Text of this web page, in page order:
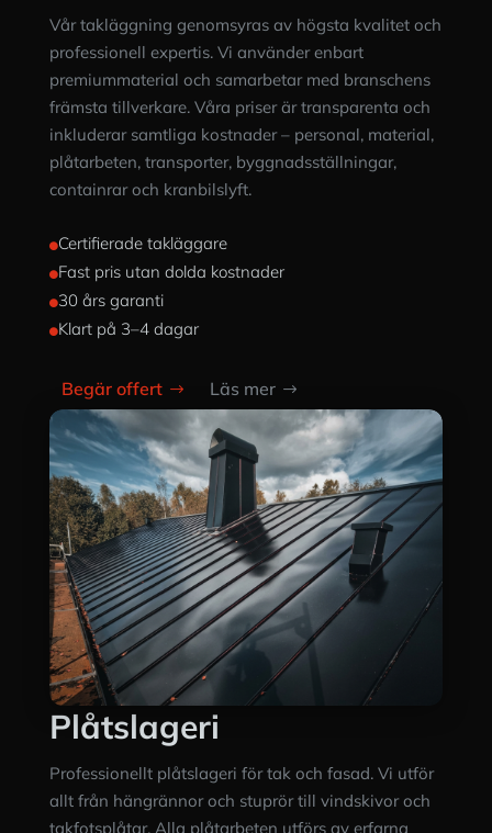
Vår takläggning genomsyras av högsta kvalitet och
professionell expertis. Vi använder enbart
premiummaterial och samarbetar med branschens
främsta tillverkare. Våra priser är transparenta och
inkluderar samtliga kostnader – personal, material,
plåtarbeten, transporter, byggnadsställningar,
containrar och kranbilslyft.
Certifierade takläggare
Fast pris utan dolda kostnader
30 års garanti
Klart på 3–4 dagar
Begär offert Läs mer
Plåtslageri
Professionellt plåtslageri för tak och fasad. Vi utför
allt från hängrännor och stuprör till vindskivor och
takfotsplåtar. Alla plåtarbeten utförs av erfarna